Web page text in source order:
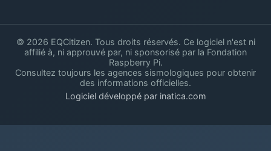
© 2026 EQCitizen. Tous droits réservés. Ce logiciel n'est ni
affilié à, ni approuvé par, ni sponsorisé par la Fondation
Raspberry Pi.
Consultez toujours les agences sismologiques pour obtenir
des informations officielles.
Logiciel développé par inatica.com